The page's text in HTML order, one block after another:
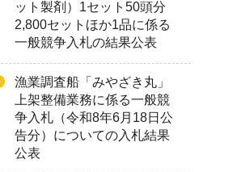
ット製剤）1セット50頭分
2,800セットほか1品に係る
一般競争入札の結果公表
漁業調査船「みやざき丸」
上架整備業務に係る一般競
争入札（令和8年6月18日公
告分）についての入札結果
公表